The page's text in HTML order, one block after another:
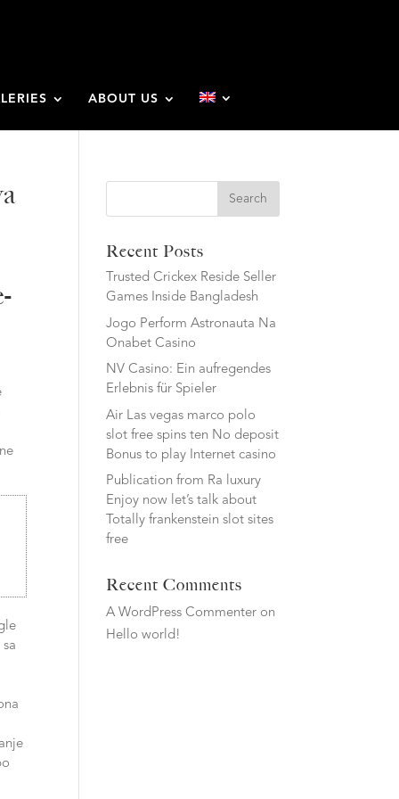
ABOUT US
Search
Recent Posts
Trusted Crickex Reside Seller
Games Inside Bangladesh
Jogo Perform Astronauta Na
Onabet Casino
NV Casino: Ein aufregendes
Erlebnis für Spieler
Air Las vegas marco polo
slot free spins ten No deposit
Bonus to play Internet casino
Publication from Ra luxury
Enjoy now let’s talk about
Totally frankenstein slot sites
free
Recent Comments
A WordPress Commenter on
Hello world!